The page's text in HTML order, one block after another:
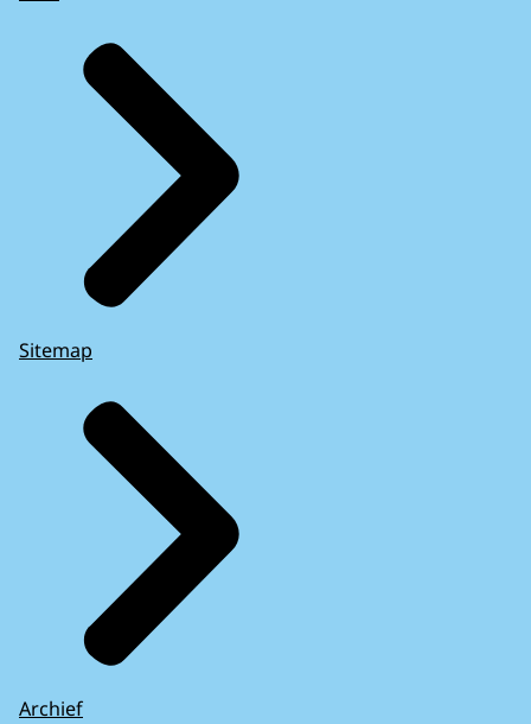
Sitemap
Archief